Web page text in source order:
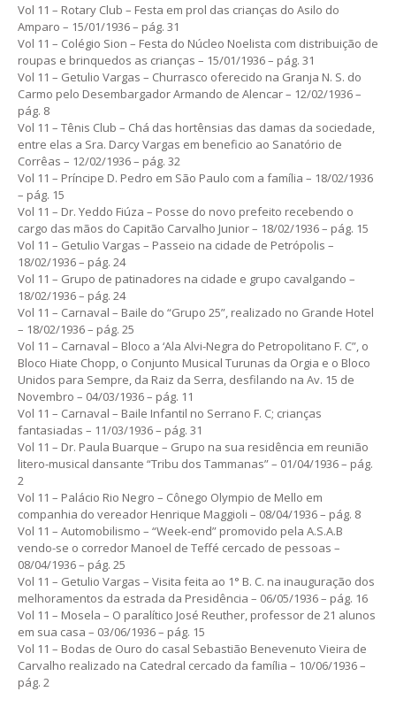
Vol 11 – Rotary Club – Festa em prol das crianças do Asilo do
Amparo – 15/01/1936 – pág. 31
Vol 11 – Colégio Sion – Festa do Núcleo Noelista com distribuição de
roupas e brinquedos as crianças – 15/01/1936 – pág. 31
Vol 11 – Getulio Vargas – Churrasco oferecido na Granja N. S. do
Carmo pelo Desembargador Armando de Alencar – 12/02/1936 –
pág. 8
Vol 11 – Tênis Club – Chá das hortênsias das damas da sociedade,
entre elas a Sra. Darcy Vargas em beneficio ao Sanatório de
Corrêas – 12/02/1936 – pág. 32
Vol 11 – Príncipe D. Pedro em São Paulo com a família – 18/02/1936
– pág. 15
Vol 11 – Dr. Yeddo Fiúza – Posse do novo prefeito recebendo o
cargo das mãos do Capitão Carvalho Junior – 18/02/1936 – pág. 15
Vol 11 – Getulio Vargas – Passeio na cidade de Petrópolis –
18/02/1936 – pág. 24
Vol 11 – Grupo de patinadores na cidade e grupo cavalgando –
18/02/1936 – pág. 24
Vol 11 – Carnaval – Baile do “Grupo 25”, realizado no Grande Hotel
– 18/02/1936 – pág. 25
Vol 11 – Carnaval – Bloco a ‘Ala Alvi-Negra do Petropolitano F. C”, o
Bloco Hiate Chopp, o Conjunto Musical Turunas da Orgia e o Bloco
Unidos para Sempre, da Raiz da Serra, desfilando na Av. 15 de
Novembro – 04/03/1936 – pág. 11
Vol 11 – Carnaval – Baile Infantil no Serrano F. C; crianças
fantasiadas – 11/03/1936 – pág. 31
Vol 11 – Dr. Paula Buarque – Grupo na sua residência em reunião
litero-musical dansante “Tribu dos Tammanas” – 01/04/1936 – pág.
2
Vol 11 – Palácio Rio Negro – Cônego Olympio de Mello em
companhia do vereador Henrique Maggioli – 08/04/1936 – pág. 8
Vol 11 – Automobilismo – “Week-end” promovido pela A.S.A.B
vendo-se o corredor Manoel de Teffé cercado de pessoas –
08/04/1936 – pág. 25
Vol 11 – Getulio Vargas – Visita feita ao 1° B. C. na inauguração dos
melhoramentos da estrada da Presidência – 06/05/1936 – pág. 16
Vol 11 – Mosela – O paralítico José Reuther, professor de 21 alunos
em sua casa – 03/06/1936 – pág. 15
Vol 11 – Bodas de Ouro do casal Sebastião Benevenuto Vieira de
Carvalho realizado na Catedral cercado da família – 10/06/1936 –
pág. 2